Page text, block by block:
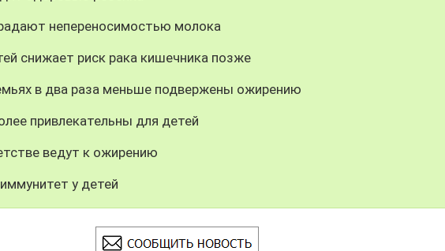
непереносимостью молока
снижает риск рака кишечника позже
в два раза меньше подвержены ожирению
привлекательны для детей
ведут к ожирению
у детей